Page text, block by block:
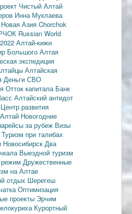
Чистый Алтай
Инна Муклаева
Новая Азия Chorchok
Russian World
Алтай-кижи
Большого Алтая
экспедиция
Алтайская
Деньги СВО
Отток капитала Банк
Алтайский антидот
Центр развития
Новогодние
за рубеж Визы
Туризм при талибах
Новосибирск Два
Выездной туризм
Дружественные
на Алтае
отдых Шерегеш
Оптимизация
проекты Эрчим
Курортный